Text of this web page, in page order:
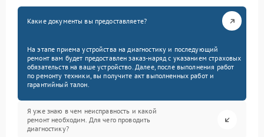
Какие документы вы предоставляете?
На этапе приема устройства на диагностику и последующий
ремонт вам будет предоставлен заказ-наряд с указанием страховых
обязательств на ваше устройство. Далее, после выполнения работ
по ремонту техники, вы получите акт выполненных работ и
гарантийный талон.
Я уже знаю в чем неисправность и какой
ремонт необходим. Для чего проводить
диагностику?